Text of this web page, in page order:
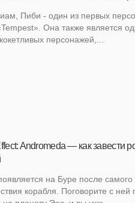
Пиби - один из первых
Она также является
персонажей,...
Andromeda — как завести
на Буре после самого
корабля. Поговорите с ней